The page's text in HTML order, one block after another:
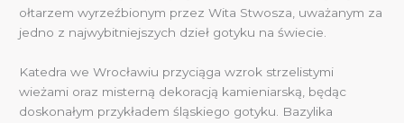
ołtarzem wyrzeźbionym przez Wita Stwosza, uważanym za
jedno z najwybitniejszych dzieł gotyku na świecie.
Katedra we Wrocławiu przyciąga wzrok strzelistymi
wieżami oraz misterną dekoracją kamieniarską, będąc
doskonałym przykładem śląskiego gotyku. Bazylika